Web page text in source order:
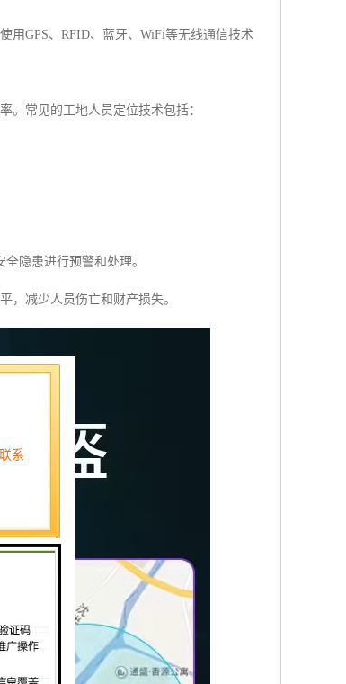
用GPS、RFID、蓝牙、WiFi等无线通信技术
。常见的工地人员定位技术包括：
隐患进行预警和处理。
，减少人员伤亡和财产损失。